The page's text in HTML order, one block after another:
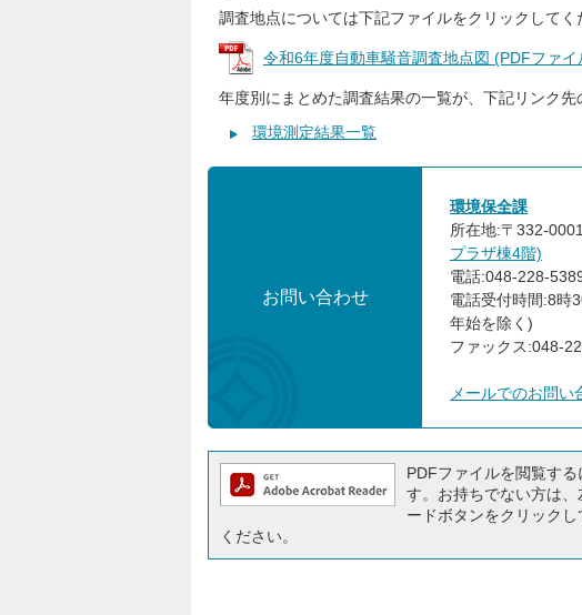
調査地点については下記ファイルをクリックしてく
令和6年度自動車騒音調査地点図 (PDFファイ
年度別にまとめた調査結果の一覧が、下記リンク先
環境測定結果一覧
お問い合わせ
環境保全課
所在地:〒332-
プラザ棟4階)
電話:048-228-
電話受付時間:8時
年始を除く)
ファックス:048-
メールでのお問い
PDFファイルを閲覧す
す。お持ちでない方は
ードボタンをクリック
ください。